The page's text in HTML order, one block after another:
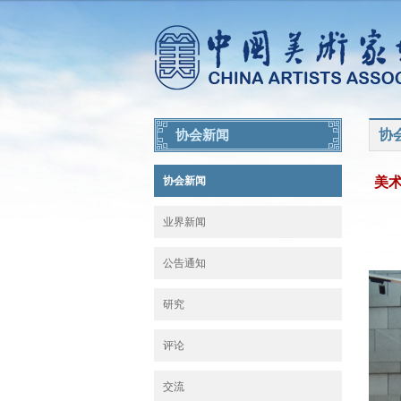
协会新闻
协会新闻
业界新闻
公告通知
研究
评论
交流
协
美